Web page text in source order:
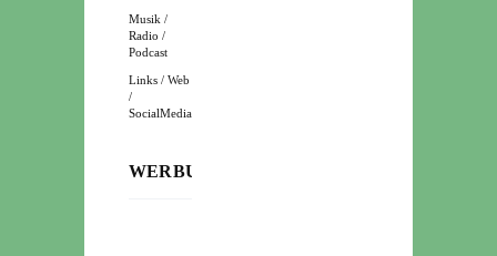
Musik /
Radio /
Podcast
Links / Web
/
SocialMedia
WERBUNG: